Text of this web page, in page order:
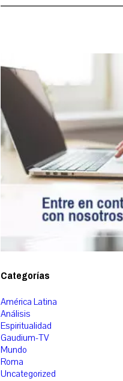
Categorías
América Latina
Análisis
Espiritualidad
Gaudium-TV
Mundo
Roma
Uncategorized